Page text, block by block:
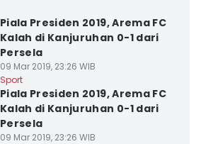
Piala Presiden 2019, Arema FC
Kalah di Kanjuruhan 0-1 dari
Persela
09 Mar 2019, 23:26 WIB
Sport
Piala Presiden 2019, Arema FC
Kalah di Kanjuruhan 0-1 dari
Persela
09 Mar 2019, 23:26 WIB